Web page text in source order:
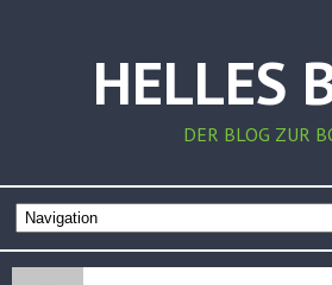
HELLES
DER BLOG ZUR